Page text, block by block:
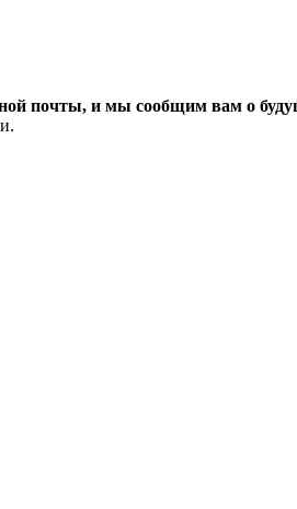
почты, и мы сообщим вам о